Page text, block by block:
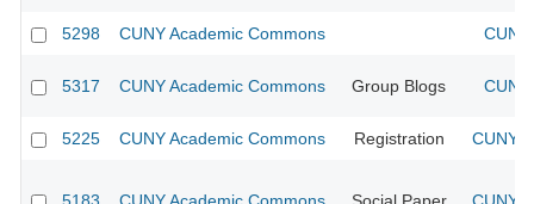
5298 CUNY Academic Commons
5317 CUNY Academic Commons Group Blogs
5225 CUNY Academic Commons Registration CUNY